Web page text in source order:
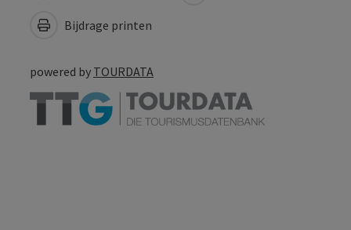
Bijdrage printen
powered by TOURDATA